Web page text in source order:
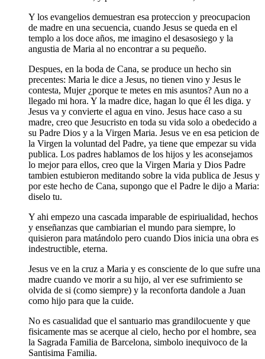
Y los evangelios demuestran esa proteccion y preocupacion
de madre en una secuencia, cuando Jesus se queda en el
templo a los doce años, me imagino el desasosiego y la
angustia de Maria al no encontrar a su pequeño.
Despues, en la boda de Cana, se produce un hecho sin
precentes: Maria le dice a Jesus, no tienen vino y Jesus le
contesta, Mujer ¿porque te metes en mis asuntos? Aun no a
llegado mi hora. Y la madre dice, hagan lo que él les diga. y
Jesus va y convierte el agua en vino. Jesus hace caso a su
madre, creo que Jesucristo en toda su vida solo a obedecido a
su Padre Dios y a la Virgen Maria. Jesus ve en esa peticion de
la Virgen la voluntad del Padre, ya tiene que empezar su vida
publica. Los padres hablamos de los hijos y les aconsejamos
lo mejor para ellos, creo que la Virgen Maria y Dios Padre
tambien estubieron meditando sobre la vida publica de Jesus y
por este hecho de Cana, supongo que el Padre le dijo a Maria:
diselo tu.
Y ahi empezo una cascada imparable de espiriualidad, hechos
y enseñanzas que cambiarian el mundo para siempre, lo
quisieron para matándolo pero cuando Dios inicia una obra es
indestructible, eterna.
Jesus ve en la cruz a Maria y es consciente de lo que sufre una
madre cuando ve morir a su hijo, al ver ese sufrimiento se
olvida de si (como siempre) y la reconforta dandole a Juan
como hijo para que la cuide.
No es casualidad que el santuario mas grandilocuente y que
fisicamente mas se acerque al cielo, hecho por el hombre, sea
la Sagrada Familia de Barcelona, simbolo inequivoco de la
Santisima Familia.